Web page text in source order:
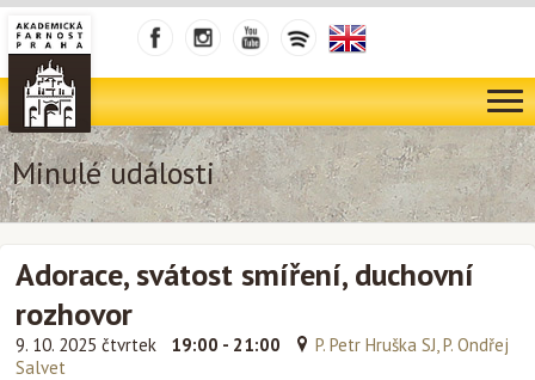
Minulé události
Adorace, svátost smíření, duchovní
rozhovor
9. 10. 2025 čtvrtek 19:00 - 21:00
P. Petr Hruška SJ, P. Ondřej
Salvet